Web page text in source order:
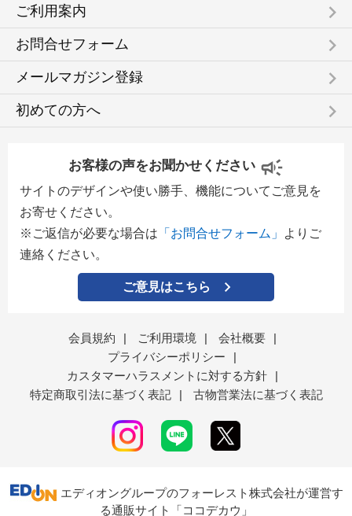
ご利用案内 keyboard_arrow_right
お問合せフォーム keyboard_arrow_right
メールマガジン登録 keyboard_arrow_right
初めての方へ keyboard_arrow_right
お客様の声をお聞かせください
サイトのデザインや使い勝手、機能についてご意見を
お寄せください。
※ご返信が必要な場合は 「お問合せフォーム」
よりご
連絡ください。
ご意見はこちら
会員規約 | ご利用環境 | 会社概要
|
プライバシーポリシー
|
カスタマーハラスメントに対する方針
|
特定商取引法に基づく表記
| 古物営業法に基づく表記
エディオングループのフォーレスト株式会社が運営す
る通販サイト「ココデカウ」